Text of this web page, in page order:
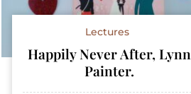
Lectures
Happily Never After, Lynn
Painter.